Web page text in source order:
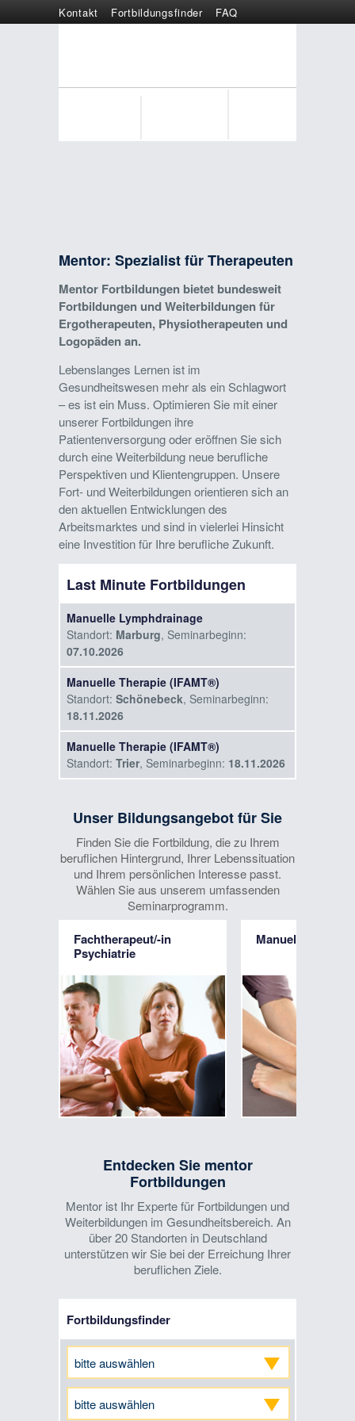
Kontakt Fortbildungsfinder
FAQ
Online anmelden
Wertgutschein
Mentor: Spezialist für Therapeuten
Mentor Fortbildungen bietet bundesweit
Fortbildungen und Weiterbildungen für
Ergotherapeuten, Physiotherapeuten und
Logopäden an.
Lebenslanges Lernen ist im
Gesundheitswesen mehr als ein Schlagwort
– es ist ein Muss. Optimieren Sie mit einer
unserer Fortbildungen ihre
Patientenversorgung oder eröffnen Sie sich
durch eine Weiterbildung neue berufliche
Perspektiven und Klientengruppen. Unsere
Fort- und Weiterbildungen orientieren sich an
den aktuellen Entwicklungen des
Arbeitsmarktes und sind in vielerlei Hinsicht
eine Investition für Ihre berufliche Zukunft.
Last Minute Fortbildungen
Manuelle Lymphdrainage
Standort: Marburg, Seminarbeginn:
07.10.2026
Manuelle Therapie (IFAMT®)
Standort: Schönebeck, Seminarbeginn:
18.11.2026
Manuelle Therapie (IFAMT®)
Standort: Trier, Seminarbeginn: 18.11.2026
Management von Gehirnerschütterungen
(Concussion)
Standort:Düsseldorf, Seminarbeginn:
24.04.2027
Unser Bildungsangebot für Sie
Finden Sie die Fortbildung, die zu Ihrem
beruflichen Hintergrund, Ihrer Lebenssituation
und Ihrem persönlichen Interesse passt.
Wählen Sie aus unserem umfassenden
Seminarprogramm.
Fachtherapeut/-in
Psychiatrie
Manuelle
Entdecken Sie mentor
Fortbildungen
Mentor ist Ihr Experte für Fortbildungen und
Weiterbildungen im Gesundheitsbereich. An
über 20 Standorten in Deutschland
unterstützen wir Sie bei der Erreichung Ihrer
beruflichen Ziele.
Fortbildungsfinder